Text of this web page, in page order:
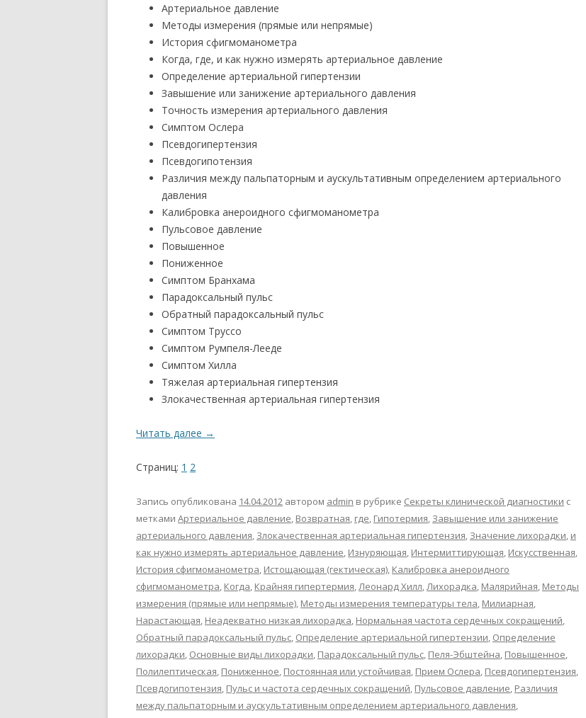
Артериальное давление
Методы измерения (прямые или непрямые)
История сфигмоманометра
Когда, где, и как нужно измерять артериальное давление
Определение артериальной гипертензии
Завышение или занижение артериального давления
Точность измерения артериального давления
Симптом Ослера
Псевдогипертензия
Псевдогипотензия
Различия между пальпаторным и аускультативным определением артериального
давления
Калибровка анероидного сфигмоманометра
Пульсовое давление
Повышенное
Пониженное
Симптом Бранхама
Парадоксальный пульс
Обратный парадоксальный пульс
Симптом Труссо
Симптом Румпеля-Лееде
Симптом Хилла
Тяжелая артериальная гипертензия
Злокачественная артериальная гипертензия
Читать далее →
Страниц: 1 2
Запись опубликована 14.04.2012 автором admin в рубрике Секреты клинической диагностики с
метками Артериальное давление, Возвратная, где, Гипотермия, Завышение или занижение
артериального давления, Злокачественная артериальная гипертензия, Значение лихорадки, и
как нужно измерять артериальное давление, Изнуряющая, Интермиттирующая, Искусственная,
История сфигмоманометра, Истощающая (гектическая), Калибровка анероидного
сфигмоманометра, Когда, Крайняя гипертермия,Леонард Хилл,Лихорадка, Малярийная, Методы
измерения (прямые или непрямые), Методы измерения температуры тела, Милиарная,
Нарастающая, Неадекватно низкая лихорадка, Нормальная частота сердечных сокращений,
Обратный парадоксальный пульс, Определение артериальной гипертензии, Определение
лихорадки, Основные виды лихорадки, Парадоксальный пульс, Пеля-Эбштейна, Повышенное,
Полилептическая, Пониженное, Постоянная или устойчивая, Прием Ослера, Псевдогипертензия,
Псевдогипотензия, Пульс и частота сердечных сокращений, Пульсовое давление, Различия
между пальпаторным и аускультативным определением артериального давления,